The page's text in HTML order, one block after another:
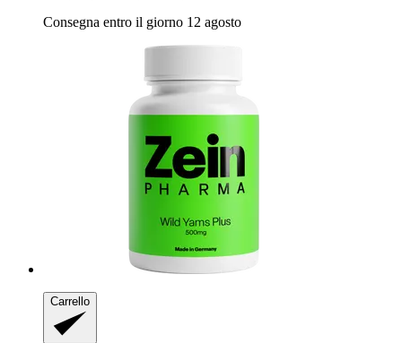
Consegna entro il giorno 12 agosto
Carrello